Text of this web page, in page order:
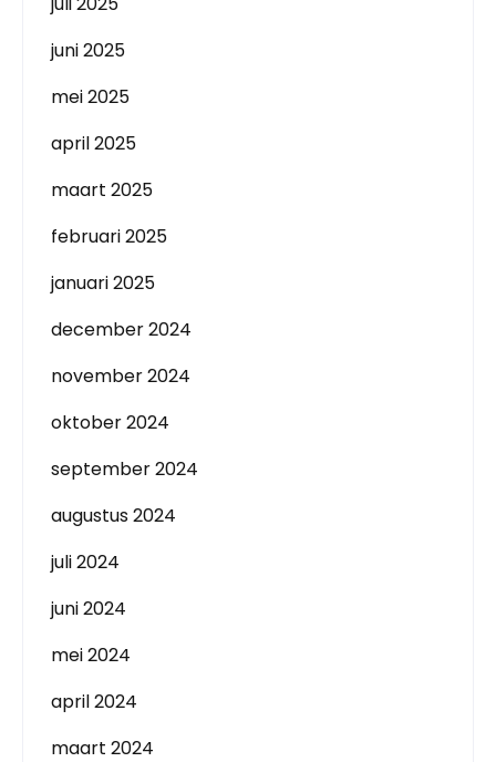
juni 2025
mei 2025
april 2025
maart 2025
februari 2025
januari 2025
december 2024
november 2024
oktober 2024
september 2024
augustus 2024
juli 2024
juni 2024
mei 2024
april 2024
maart 2024